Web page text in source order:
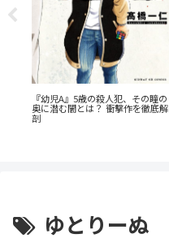
『幼児A』5歳の殺人犯、その瞳の
奥に潜む闇とは？ 衝撃作を徹底解
剖
ゆとりーぬ